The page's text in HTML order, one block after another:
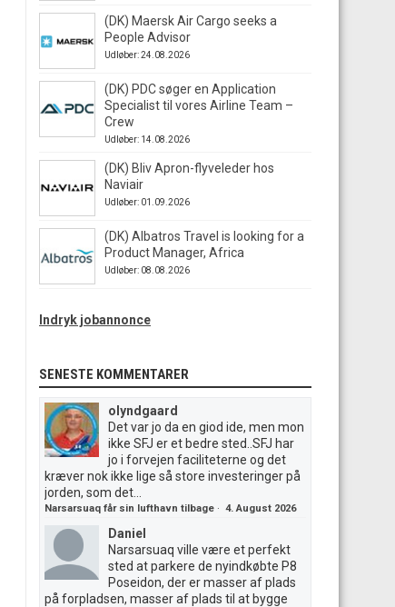
(DK) Maersk Air Cargo seeks a
People Advisor
Udløber: 24.08.2026
(DK) PDC søger en Application
Specialist til vores Airline Team –
Crew
Udløber: 14.08.2026
(DK) Bliv Apron-flyveleder hos
Naviair
Udløber: 01.09.2026
(DK) Albatros Travel is looking for a
Product Manager, Africa
Udløber: 08.08.2026
Indryk jobannonce
SENESTE KOMMENTARER
olyndgaard
Det var jo da en giod ide, men mon
ikke SFJ er et bedre sted..SFJ har
jo i forvejen faciliteterne og det
kræver nok ikke lige så store investeringer på
jorden, som det...
Narsarsuaq får sin lufthavn tilbage · 4. August 2026
Daniel
Narsarsuaq ville være et perfekt
sted at parkere de nyindkøbte P8
Poseidon, der er masser af plads
på forpladsen, masser af plads til at bygge